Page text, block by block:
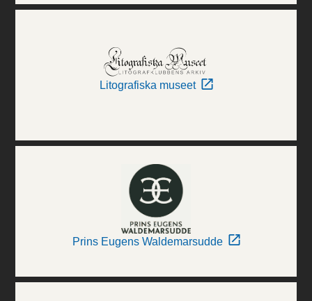
Litografiska museet
Prins Eugens Waldemarsudde